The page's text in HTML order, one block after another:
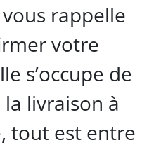
rappelle
votre
s’occupe de
la livraison à
tout est entre